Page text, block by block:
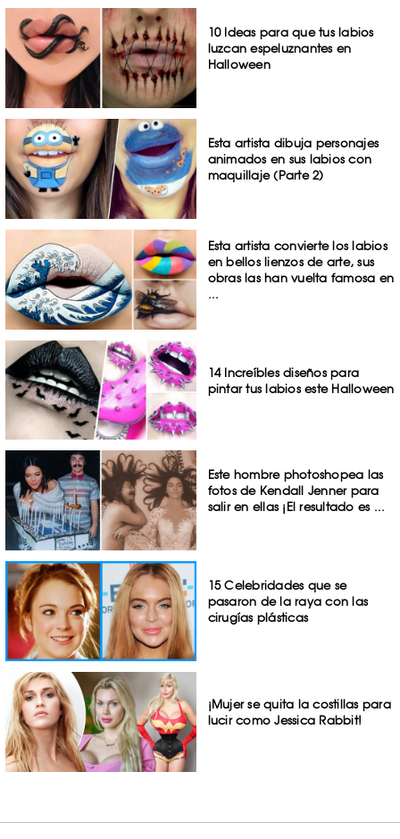
10 Ideas para que tus labios
luzcan espeluznantes en
Halloween
Esta artista dibuja personajes
animados en sus labios con
maquillaje (Parte 2)
Esta artista convierte los labios
en bellos lienzos de arte, sus
obras las han vuelta famosa en
...
14 Increíbles diseños para
pintar tus labios este Halloween
Este hombre photoshopea las
fotos de Kendall Jenner para
salir en ellas ¡El resultado es ...
15 Celebridades que se
pasaron de la raya con las
cirugías plásticas
¡Mujer se quita la costillas para
lucir como Jessica Rabbit!